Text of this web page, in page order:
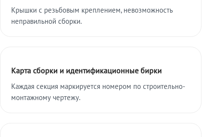
Крышки с резьбовым креплением, невозможность
неправильной сборки.
Карта сборки и идентификационные бирки
Каждая секция маркируется номером по строительно-
монтажному чертежу.